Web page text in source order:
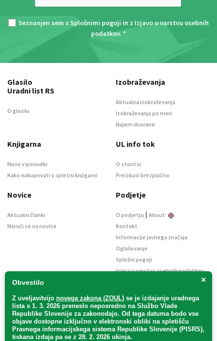
Seznanjen sem s Splošnimi pogoji in z Izjavo o varstvu osebnih
podatkov. *
×
Obvestilo
Z uveljavitvijo novega zakona (ZOUL) se je izdajanje uradnega
lista s 1. 3. 2026 preneslo neposredno na Službo Vlade
Republike Slovenije za zakonodajo. Od tega datuma bodo vse
objave dostopne izključno v elektronski obliki na spletišču
Pravnega informacijskega sistema Republike Slovenije (PISRS),
tiskana izdaja pa se z 28. 2. 2026 ukinja.
Glasilo
Uradni list RS
O glasilu
Izobraževanja
Aktualna izobraževanja
Izobraževanja po meri
Najem dvorane
Knjigarna
Novo v ponudbi
Kako nakupovati v spletni knjigarni
UL info tok
O storitvi
Preizkusi brezplačno
Novice
Aktualni članki
Naroči se na novice
Podjetje
O podjetju | About
Kontakt
Informacije javnega značaja
Oglaševanje
Splošni pogoji
Izjava o varstvu osebnih podatkov
Uradni list d. o. o. – v likvidaciji / Vse pravice pridržane.